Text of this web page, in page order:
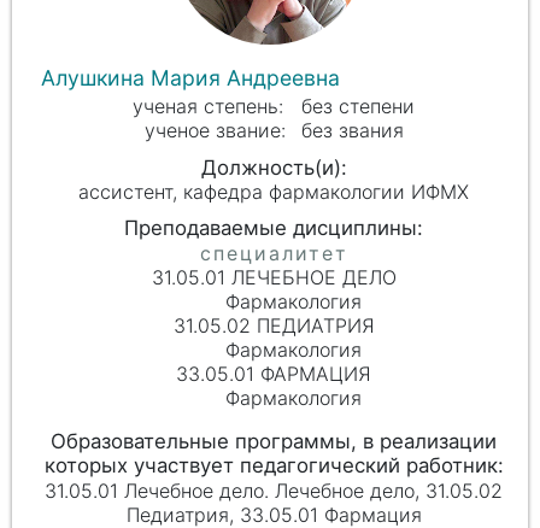
Алушкина Мария Андреевна
без степени
без звания
ассистент, кафедра фармакологии ИФМХ
31.05.01 ЛЕЧЕБНОЕ ДЕЛО
Фармакология
31.05.02 ПЕДИАТРИЯ
Фармакология
33.05.01 ФАРМАЦИЯ
Фармакология
31.05.01 Лечебное дело. Лечебное дело, 31.05.02
Педиатрия, 33.05.01 Фармация